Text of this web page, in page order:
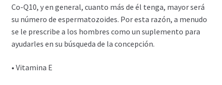
Co-Q10, y en general, cuanto más de él tenga, mayor será
su número de espermatozoides. Por esta razón, a menudo
se le prescribe a los hombres como un suplemento para
ayudarles en su búsqueda de la concepción.
• Vitamina E